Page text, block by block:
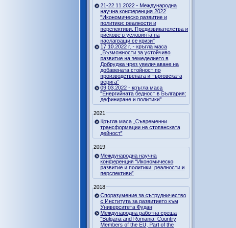
21-22.11.2022 - Международна
научна конференция 2022
"Икономическо развитие и
политики: реалности и
перспективи. Предизвикателства и
рискове в условията на
наслагващи се кризи"
17.10.2022 г. - кръгла маса
„Възможности за устойчиво
развитие на земеделието в
Добруджа чрез увеличаване на
добавената стойност по
производствената и търговската
верига“
09.03.2022 - кръгла маса
"Енергийната бедност в България:
дефиниране и политики"
2021
Кръгла маса „Съвременни
трансформации на стопанската
дейност”
2019
Международна научна
конференция “Икономическо
развитие и политики: реалности и
перспективи”
2018
Споразумение за сътрудничество
с Института за развитието към
Университета Фудан
Международна работна среща
"Bulgaria and Romania: Country
Members of the EU, Part of the